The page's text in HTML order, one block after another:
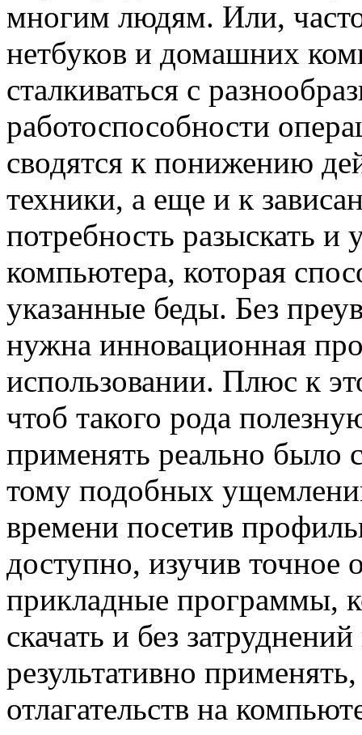
многим людям. Или,
нетбуков и домашних
сталкиваться с
работоспособности
сводятся к понижению
техники, а еще и к
потребность разыскать и
компьютера, которая
указанные беды. Без
нужна инновационная
использовании. Плюс к
чтоб такого рода
применять реально было
тому подобных
времени посетив
доступно, изучив точное
прикладные программы,
скачать и без
результативно
отлагательств на